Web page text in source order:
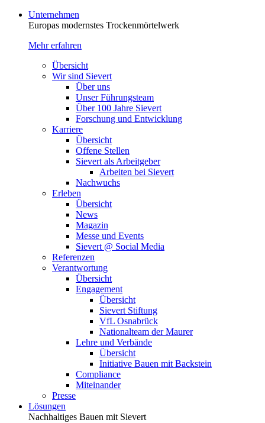
Unternehmen
Europas modernstes Trocken­mörtelwerk
Mehr erfahren
Übersicht
Wir sind Sievert
Über uns
Unser Führungsteam
Über 100 Jahre Sievert
Forschung und Entwicklung
Karriere
Übersicht
Offene Stellen
Sievert als Arbeitgeber
Arbeiten bei Sievert
Nachwuchs
Erleben
Übersicht
News
Magazin
Messe und Events
Sievert @ Social Media
Referenzen
Verantwortung
Übersicht
Engagement
Übersicht
Sievert Stiftung
VfL Osnabrück
Nationalteam der Maurer
Lehre und Verbände
Übersicht
Initiative Bauen mit Backstein
Compliance
Miteinander
Presse
Lösungen
Nachhaltiges Bauen mit Sievert